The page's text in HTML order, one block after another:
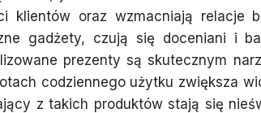
klientów oraz wzmacniają relacje
gadżety, czują się doceniani i
prezenty są skutecznym
codziennego użytku zwiększa
z takich produktów stają się